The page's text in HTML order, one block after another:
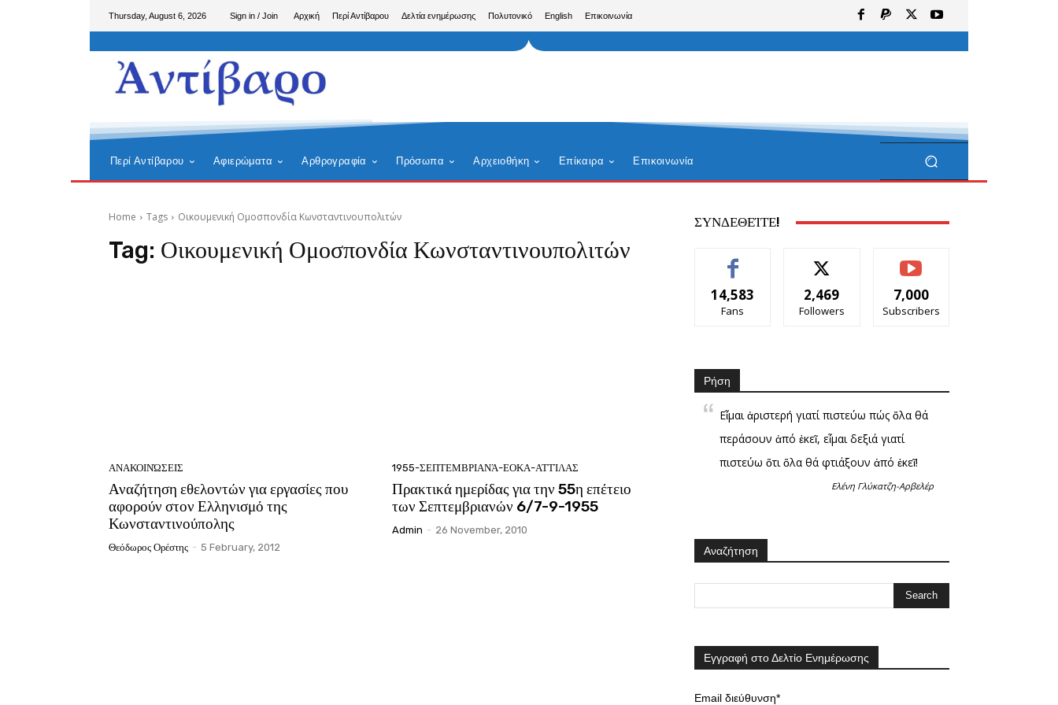
Thursday, August 6, 2026 Sign in / Join Αρχική Περί Αντίβαρου Δελτία ενημέρωσης Πολυτονικό English Επικοινωνία
Περί Αντίβαρου Αφιερώματα Αρθρογραφία Πρόσωπα Αρχειοθήκη Επίκαιρα Επικοινωνία
Home Tags Οικουμενική Ομοσπονδία Κωνσταντινουπολιτών
Tag: Οικουμενική Ομοσπονδία Κωνσταντινουπολιτών
ΑΝΑΚΟΙΝΏΣΕΙΣ
Αναζήτηση εθελοντών για εργασίες που
αφορούν στον Ελληνισμό της
Κωνσταντινούπολης
Θεόδωρος Ορέστης - 5 February, 2012
1955-ΣΕΠΤΕΜΒΡΙΑΝΆ-ΕΟΚΑ-ΑΤΤΊΛΑΣ
Πρακτικά ημερίδας για την 55η επέτειο
των Σεπτεμβριανών 6/7-9-1955
Admin - 26 November, 2010
ΣΥΝΔΕΘΕΊΤΕ!
14,583
Fans
2,469
Followers
7,000
Subscribers
Ρήση
Εἶμαι ἀριστερή γιατί πιστεύω πώς ὅλα θά
περάσουν ἀπό ἐκεῖ, εἶμαι δεξιά γιατί
πιστεύω ὅτι ὅλα θά φτιάξουν ἀπό ἐκεῖ!
Ελένη Γλύκατζη-Αρβελέρ
Αναζήτηση
Εγγραφή στο Δελτίο Ενημέρωσης
Email διεύθυνση*